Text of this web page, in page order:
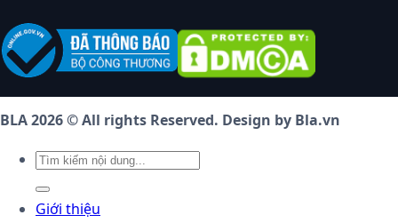
BLA 2026 © All rights Reserved. Design by Bla.vn
Giới thiệu